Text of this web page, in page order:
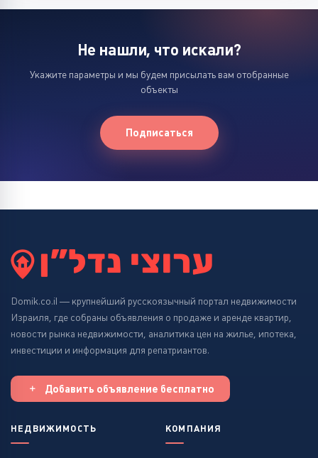
Не нашли, что искали?
Укажите параметры и мы будем присылать вам отобранные
объекты
Подписаться
Domik.co.il — крупнейший русскоязычный портал недвижимости
Израиля, где собраны объявления о продаже и аренде квартир,
новости рынка недвижимости, аналитика цен на жилье, ипотека,
инвестиции и информация для репатриантов.
Добавить объявление бесплатно
НЕДВИЖИМОСТЬ КОМПАНИЯ